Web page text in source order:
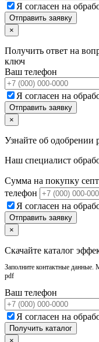
Я согласен на
×
Получить ответ на
ключ
Ваш телефон
Я согласен на
×
Узнайте об одобрении
Наш специалист
Сумма на покупку
телефон
Я согласен на
×
Скачайте каталог
Заполните контактные
pdf
Ваш телефон
Я согласен на